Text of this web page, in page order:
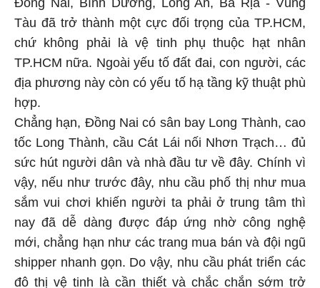
Tàu đã trở thành một cực đối trọng của TP.HCM,
chứ không phải là vệ tinh phụ thuộc hạt nhân
TP.HCM nữa. Ngoài yếu tố đất đai, con người, các
địa phương này còn có yếu tố hạ tầng kỹ thuật phù
hợp.
Chẳng hạn, Đồng Nai có sân bay Long Thành, cao
tốc Long Thành, cầu Cát Lái nối Nhơn Trạch… đủ
sức hút người dân và nhà đầu tư về đây. Chính vì
vậy, nếu như trước đây, nhu cầu phố thị như mua
sắm vui chơi khiến người ta phải ở trung tâm thì
nay đã dễ dàng được đáp ứng nhờ công nghệ
mới, chẳng hạn như các trang mua bán và đội ngũ
shipper nhanh gọn. Do vậy, nhu cầu phát triển các
đô thị vệ tinh là cần thiết và chắc chắn sớm trở